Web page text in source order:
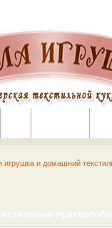
игрушка и домашний